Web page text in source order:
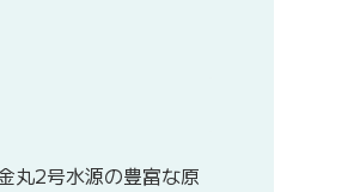
丸2号水源の豊富な原